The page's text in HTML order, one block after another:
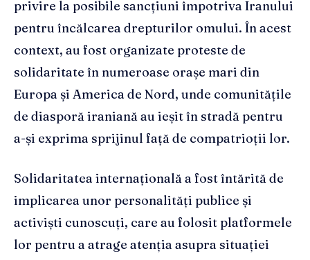
privire la posibile sancțiuni împotriva Iranului
pentru încălcarea drepturilor omului. În acest
context, au fost organizate proteste de
solidaritate în numeroase orașe mari din
Europa și America de Nord, unde comunitățile
de diasporă iraniană au ieșit în stradă pentru
a-și exprima sprijinul față de compatrioții lor.
Solidaritatea internațională a fost întărită de
implicarea unor personalități publice și
activiști cunoscuți, care au folosit platformele
lor pentru a atrage atenția asupra situației